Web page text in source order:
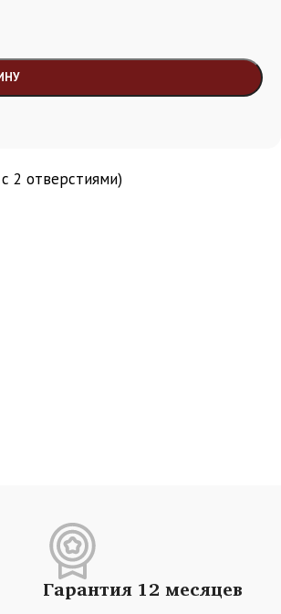
2 отверстиями)
Гарантия 12 месяцев